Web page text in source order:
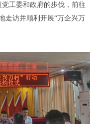
党工委和政府的步伐，前往
走访并顺利 开展“万企兴万